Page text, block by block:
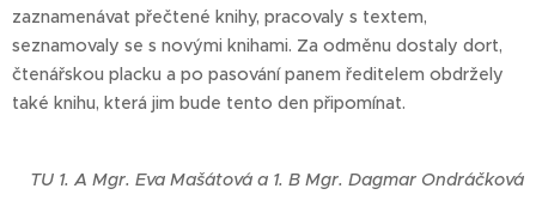
zaznamenávat přečtené knihy, pracovaly s textem,
seznamovaly se s novými knihami. Za odměnu dostaly dort,
čtenářskou placku a po pasování panem ředitelem obdržely
také knihu, která jim bude tento den připomínat.
TU 1. A Mgr. Eva Mašátová a 1. B Mgr. Dagmar Ondráčková